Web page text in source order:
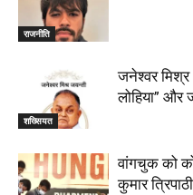
राजनीति
शख्सियत
जनेश्वर
लोहिया” और
वांगचुक को
कुमार त्रिपाठी